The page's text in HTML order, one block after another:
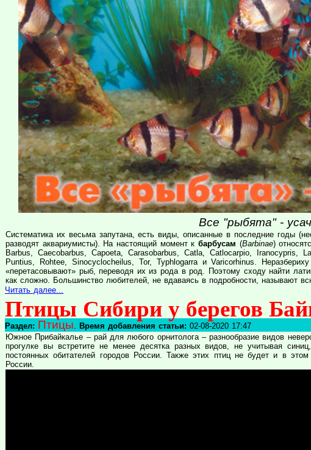
Все "рыбята" -
Систематика их весьма запутана, есть виды, описанные в последние годы
разводят аквариумисты). На настоящий момент к барбусам (Barbinae)
Barbus, Caecobarbus, Capoeta, Carasobarbus, Catla, Catlocarpio, Iranocypris,
Puntius, Rohtee, Sinocyclocheilus, Tor, Typhlogarra и Varicorhinus.
«перетасовывают» рыб, переводя их из рода в род. Поэтому сходу найти
как сложно. Большинство любителей, не вдаваясь в подробности, называют
Читать далее...
Птицы Сибири у берегов
Раздел: Птицы Время добавления статьи: 02-08-2020 17:47
Южное Прибайкалье – рай для любого орнитолога – разнообразие видов
прогулке вы встретите не менее десятка разных видов, не учитывая
постоянных обитателей городов России. Также этих птиц не будет и в
России.